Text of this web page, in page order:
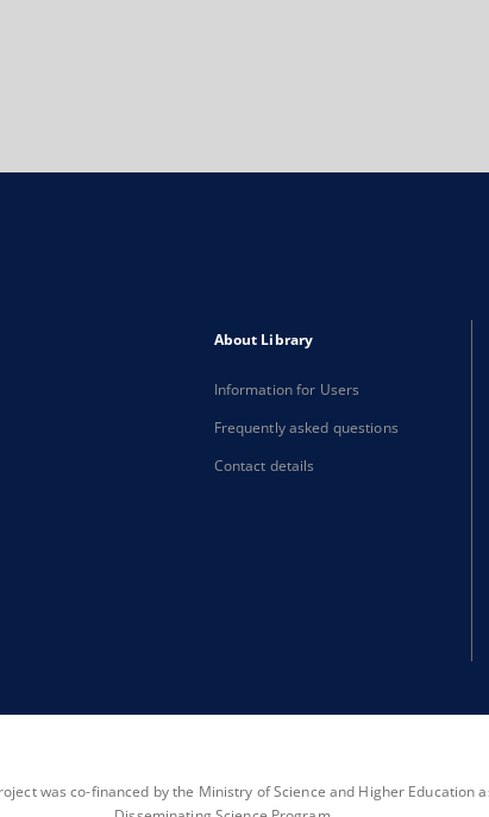
About Library
Information for Users
Frequently asked questions
Contact details
was co-financed by the Ministry of Science and Higher Education